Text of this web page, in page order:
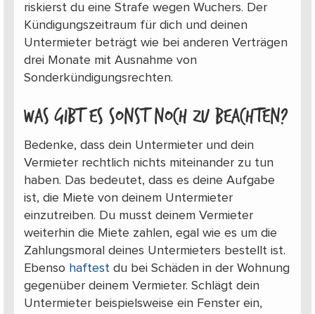
riskierst du eine Strafe wegen Wuchers. Der
Kündigungszeitraum für dich und deinen
Untermieter beträgt wie bei anderen Verträgen
drei Monate mit Ausnahme von
Sonderkündigungsrechten.
Was gibt es sonst noch zu beachten?
Bedenke, dass dein Untermieter und dein
Vermieter rechtlich nichts miteinander zu tun
haben. Das bedeutet, dass es deine Aufgabe
ist, die Miete von deinem Untermieter
einzutreiben. Du musst deinem Vermieter
weiterhin die Miete zahlen, egal wie es um die
Zahlungsmoral deines Untermieters bestellt ist.
Ebenso haftestdu bei Schäden in der Wohnung
gegenüber deinem Vermieter. Schlägt dein
Untermieter beispielsweise ein Fenster ein,